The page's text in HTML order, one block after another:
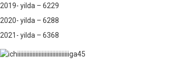
2019- yilda – 6229
2020- yilda – 6288
2021- yilda – 6368